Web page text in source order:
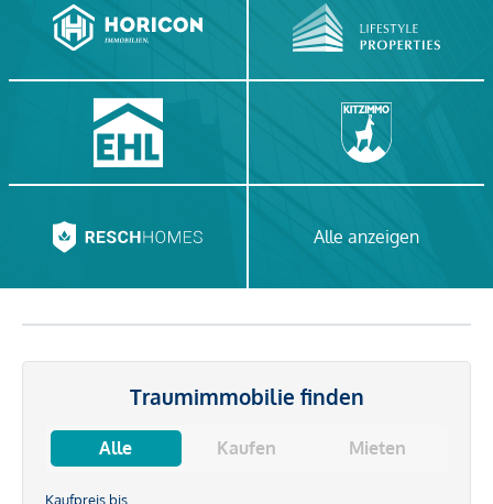
Alle anzeigen
Traumimmobilie finden
Alle Kaufen Mieten
Kaufpreis bis